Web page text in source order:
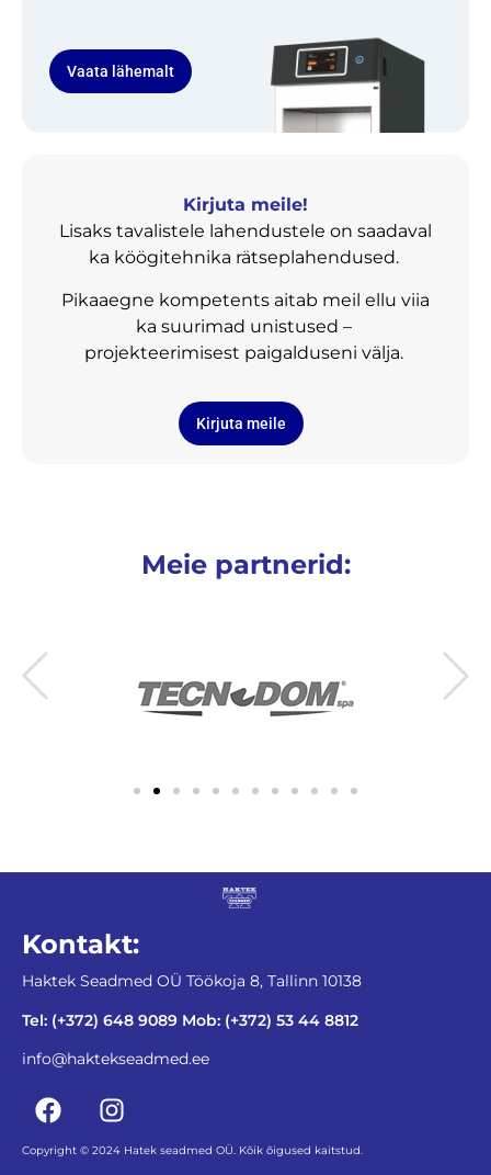
Vaata lähemalt
Kirjuta meile!
Lisaks tavalistele lahendustele on saadaval
ka köögitehnika rätseplahendused.
Pikaaegne kompetents aitab meil ellu viia
ka suurimad unistused –
projekteerimisest paigalduseni välja.
Kirjuta meile
Meie partnerid:
Kontakt:
Haktek Seadmed OÜ Töökoja 8, Tallinn 10138
Tel: (+372) 648 9089 Mob: (+372) 53 44 8812
info@haktekseadmed.ee
Copyright © 2024 Hatek seadmed OÜ. Kõik õigused kaitstud.